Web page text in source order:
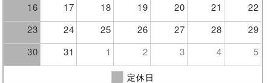
16
17 18 19 20 21
22
23
24 25 26 27 28
29
30
31 1 2 3 4 5
定休日